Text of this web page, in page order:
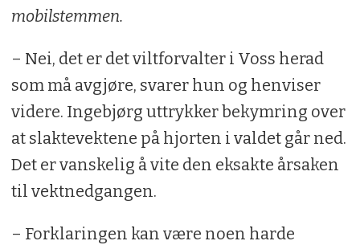
mobilstemmen.
– Nei, det er det viltforvalter i Voss herad
som må avgjøre, svarer hun og henviser
videre. Ingebjørg uttrykker bekymring over
at slaktevektene på hjorten i valdet går ned.
Det er vanskelig å vite den eksakte årsaken
til vektnedgangen.
– Forklaringen kan være noen harde